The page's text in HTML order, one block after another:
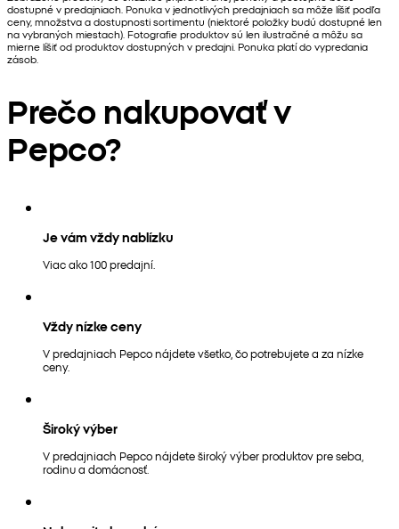
dostupné v predajniach. Ponuka v jednotlivých predajniach sa môže líšiť podľa
ceny, množstva a dostupnosti sortimentu (niektoré položky budú dostupné len
na vybraných miestach). Fotografie produktov sú len ilustračné a môžu sa
mierne líšiť od produktov dostupných v predajni. Ponuka platí do vypredania
zásob.
Prečo nakupovať v
Pepco?
Je vám vždy nablízku
Viac ako 100 predajní.
Vždy nízke ceny
V predajniach Pepco nájdete všetko, čo potrebujete a za nízke
ceny.
Široký výber
V predajniach Pepco nájdete široký výber produktov pre seba,
rodinu a domácnosť.